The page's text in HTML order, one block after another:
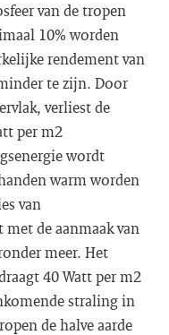
van de tropen
10% worden
rendement van
te zijn. Door
verliest de
per m2
wordt
warm worden
van
de aanmaak van
meer. Het
40 Watt per m2
straling in
de halve aarde